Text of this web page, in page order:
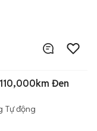
Đen
Tự động